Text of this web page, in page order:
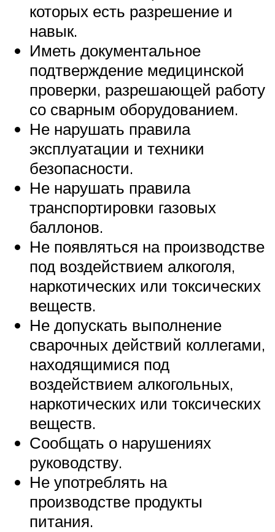
которых есть разрешение и
навык.
Иметь документальное
подтверждение медицинской
проверки, разрешающей работу
со сварным оборудованием.
Не нарушать правила
эксплуатации и техники
безопасности.
Не нарушать правила
транспортировки газовых
баллонов.
Не появляться на производстве
под воздействием алкоголя,
наркотических или токсических
веществ.
Не допускать выполнение
сварочных действий коллегами,
находящимися под
воздействием алкогольных,
наркотических или токсических
веществ.
Сообщать о нарушениях
руководству.
Не употреблять на
производстве продукты
питания.